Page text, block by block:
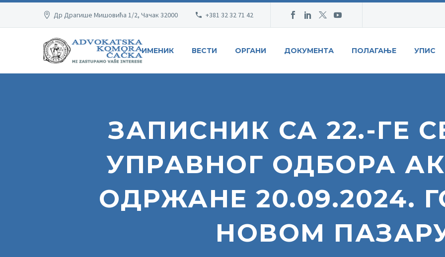
Др Драгише Мишовића 1/2, Чачак 32000 +381 32 32 71 42
ИМЕНИК ВЕСТИ ОРГАНИ ДОКУМЕНТА ПОЛАГАЊЕ УПИС
ЗАПИСНИК СА 22.-ГЕ
УПРАВНОГ ОДБОРА
ОДРЖАНЕ 20.09.2024.
НОВОМ